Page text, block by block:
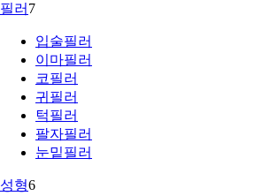
필러 7
입술필러
이마필러
코필러
귀필러
턱필러
팔자필러
눈밑필러
성형6